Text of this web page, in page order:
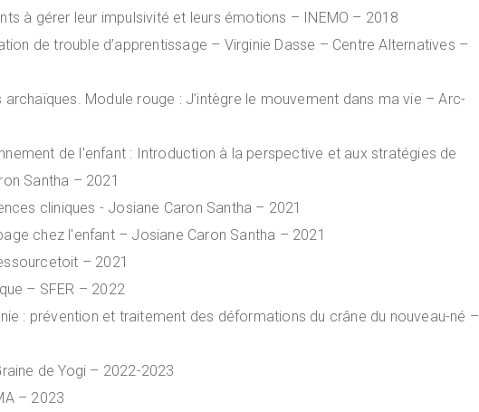
à gérer leur impulsivité et leurs émotions – INEMO – 2018
de trouble d’apprentissage – Virginie Dasse – Centre Alternatives –
Module rouge : J’intègre le mouvement dans ma vie – Arc-
de l'enfant : Introduction à la perspective et aux stratégies de
Santha – 2021
cliniques - Josiane Caron Santha – 2021
chez l'enfant – Josiane Caron Santha – 2021
– 2021
– SFER – 2022
: prévention et traitement des déformations du crâne du nouveau-né –
de Yogi – 2022-2023
– 2023